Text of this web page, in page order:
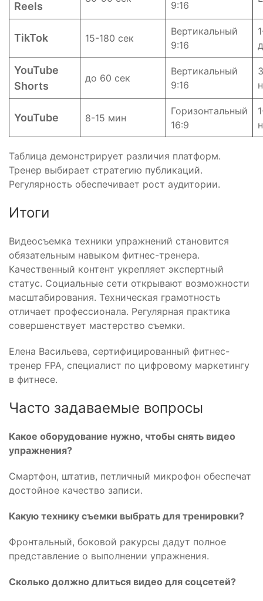
Reels 9:16
TikTok 15-180 сек
Вертикальный
9:16
YouTube
Shorts
до 60 сек
Вертикальный
9:16
YouTube 8-15 мин
Горизонтальный
16:9
Таблица демонстрирует различия платформ.
Тренер выбирает стратегию публикаций.
Регулярность обеспечивает рост аудитории.
Итоги
Видеосъемка техники упражнений становится
обязательным навыком фитнес-тренера.
Качественный контент укрепляет экспертный
статус. Социальные сети открывают возможности
масштабирования. Техническая грамотность
отличает профессионала. Регулярная практика
совершенствует мастерство съемки.
Елена Васильева, сертифицированный фитнес-
тренер FPA, специалист по цифровому маркетингу
в фитнесе.
Часто задаваемые вопросы
Какое оборудование нужно, чтобы снять видео
упражнения?
Смартфон, штатив, петличный микрофон обеспечат
достойное качество записи.
Какую технику съемки выбрать для тренировки?
Фронтальный, боковой ракурсы дадут полное
представление о выполнении упражнения.
Сколько должно длиться видео для соцсетей?